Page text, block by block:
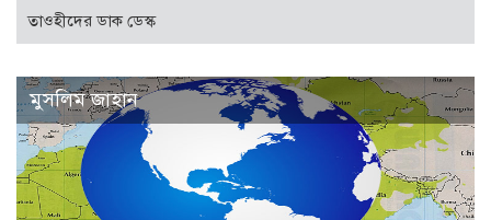
তাওহীদের ডাক ডেস্ক
মুসলিম জাহান